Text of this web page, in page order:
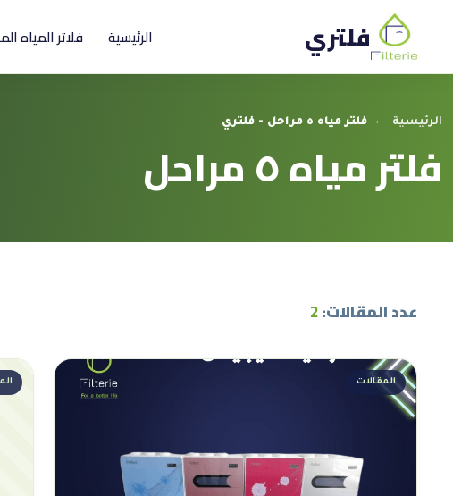
فلتري الرئيسية فلاتر المياه
الرئيسية ← فلتر مياه ٥ مراحل - فلتري
فلتر مياه ٥ مراحل
عدد المقالات:2
المقالات